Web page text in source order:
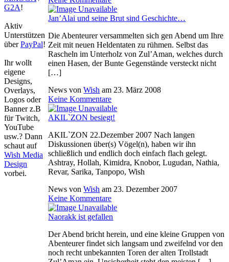
Jan’Alai und seine Brut sind Geschichte…
Die Abenteurer versammelten sich gen Abend um Ihre
Zeit mit neuen Heldentaten zu rühmen. Selbst das
Rascheln im Unterholz von Zul’Aman, welches durch
einen Hasen, der Bunte Gegenstände versteckt nicht
[…]
News vonWish am 23. März 2008
Keine Kommentare
AKIL`ZON besiegt!
AKIL`ZON 22.Dezember 2007 Nach langen
Diskussionen über(s) Vögel(n), haben wir ihn
schließlich und endlich doch einfach flach gelegt.
Ashtray, Hollah, Kimidra, Knobor, Lugudan, Nathia,
Revar, Sarika, Tanpopo, Wish
News vonWish am 23. Dezember 2007
Keine Kommentare
Naorakk ist gefallen
Der Abend bricht herein, und eine kleine Gruppen von
Abenteurer findet sich langsam und zweifelnd vor den
noch recht unbekannten Toren der alten Trollstadt
G2A!
Aktiv
Unterstützen
überPayPal!
Ihr wollt
eigene
Designs,
Overlays,
Logos oder
Banner z.B
für Twitch,
YouTube
usw.? Dann
schaut auf
Wish Media
Design
vorbei.